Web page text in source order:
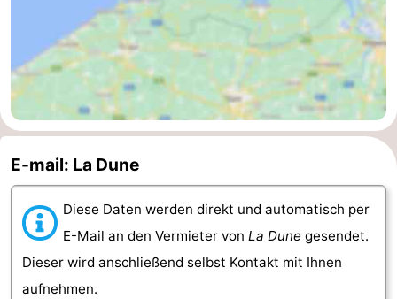
Vlaanderen
Nieuwvliet
-
Sluis
-
Cadzand
-
Natur
Het
Zwin
Wetter
Kontakt
E-mail: La Dune
Diese Daten werden direkt und automatisch per
E-Mail an den Vermieter von La Dune gesendet.
Dieser wird anschließend selbst Kontakt mit Ihnen
aufnehmen.